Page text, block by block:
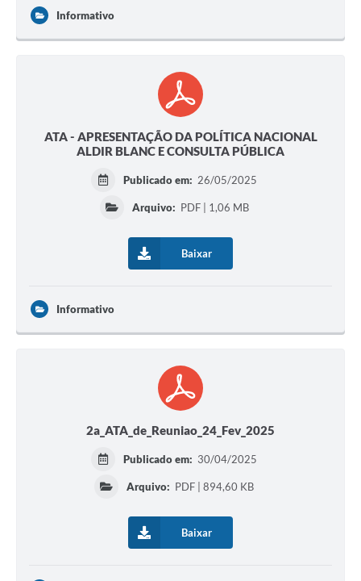
Informativo
ATA - APRESENTAÇÃO DA POLÍTICA NACIONAL
ALDIR BLANC E CONSULTA PÚBLICA
Publicado em: 26/05/2025
Arquivo: PDF | 1,06 MB
Baixar
Informativo
2a_ATA_de_Reuniao_24_Fev_2025
Publicado em: 30/04/2025
Arquivo: PDF | 894,60 KB
Baixar